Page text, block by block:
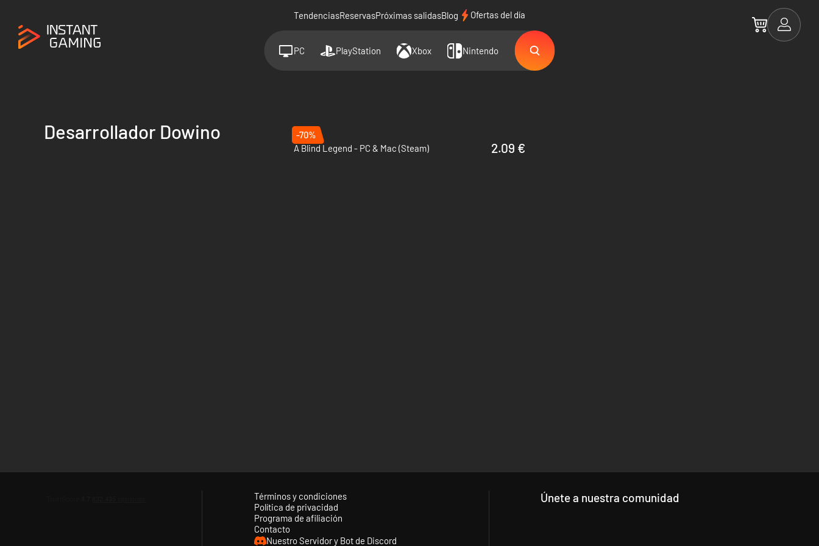
TendenciasReservasPróximas salidasBlog Ofertas del día
PC PlayStation Xbox Nintendo
Desarrollador Dowino
-70%
A Blind Legend - PC & Mac (Steam)
2.09 €
Términos y condiciones
Política de privacidad
Programa de afiliación
Contacto
Nuestro Servidor y Bot de Discord
Únete a nuestra comunidad